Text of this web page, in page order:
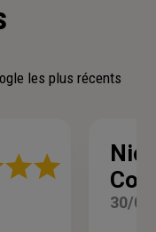
les plus récents
30/